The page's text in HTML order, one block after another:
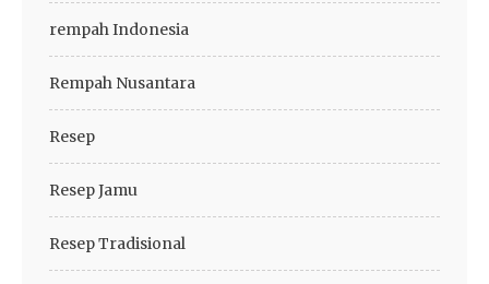
rempah Indonesia
Rempah Nusantara
Resep
Resep Jamu
Resep Tradisional